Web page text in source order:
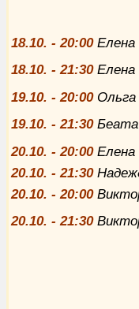
18.10. - 20:00
18.10. - 21:30
19.10. - 20:00 Ольга
19.10. - 21:30 Беата
20.10. - 20:00
20.10. - 21:30
20.10. - 20:00
20.10. - 21:30